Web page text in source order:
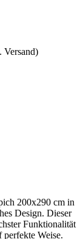
Versand)
200x290 cm in
Design. Dieser
Funktionalität
Weise.